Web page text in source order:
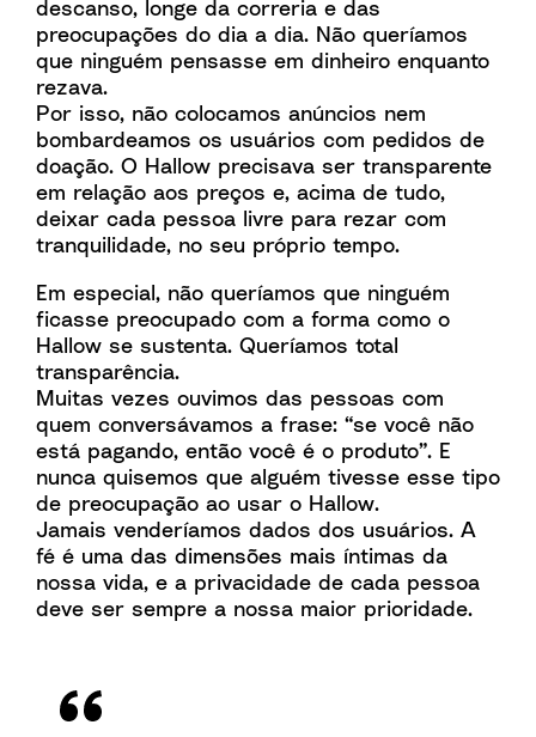
descanso, longe da correria e das
preocupações do dia a dia. Não queríamos
que ninguém pensasse em dinheiro enquanto
rezava.
Por isso, não colocamos anúncios nem
bombardeamos os usuários com pedidos de
doação. O Hallow precisava ser transparente
em relação aos preços e, acima de tudo,
deixar cada pessoa livre para rezar com
tranquilidade, no seu próprio tempo.
Em especial, não queríamos que ninguém
ficasse preocupado com a forma como o
Hallow se sustenta. Queríamos total
transparência.
Muitas vezes ouvimos das pessoas com
quem conversávamos a frase: “se você não
está pagando, então você é o produto”. E
nunca quisemos que alguém tivesse esse tipo
de preocupação ao usar o Hallow.
Jamais venderíamos dados dos usuários. A
fé é uma das dimensões mais íntimas da
nossa vida, e a privacidade de cada pessoa
deve ser sempre a nossa maior prioridade.